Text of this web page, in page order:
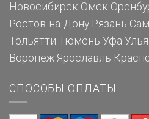
Новосибирск Омск
Ростов-на-Дону Рязань
Тольятти Тюмень Уфа
Воронеж Ярославль
СПОСОБЫ ОПЛАТЫ